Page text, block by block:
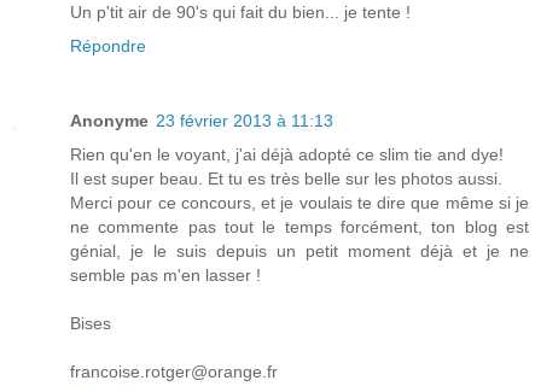
Un p'tit air de 90's qui fait du bien... je tente !
Répondre
Anonyme 23 février 2013 à 11:13
Rien qu'en le voyant, j'ai déjà adopté ce slim tie and dye!
Il est super beau. Et tu es très belle sur les photos aussi.
Merci pour ce concours, et je voulais te dire que même si je
ne commente pas tout le temps forcément, ton blog est
génial, je le suis depuis un petit moment déjà et je ne
semble pas m'en lasser !
Bises
francoise.rotger@orange.fr